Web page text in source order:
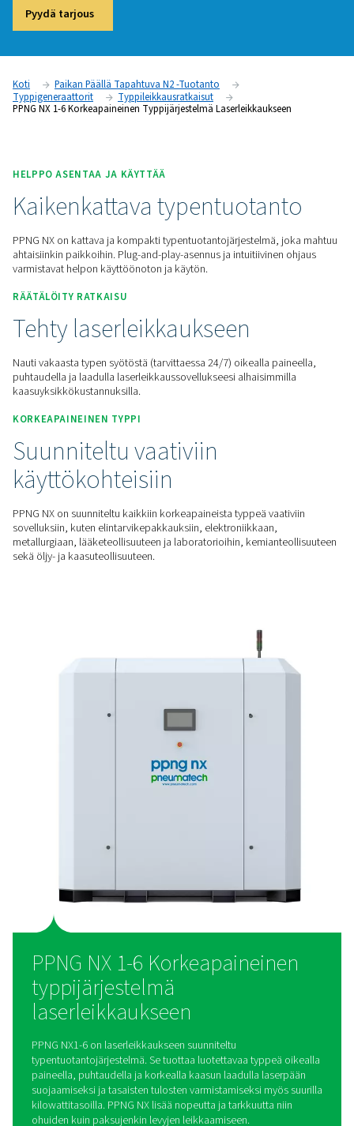
PPNG NX 1-6 on all-in-one-järjestelmä korkeapaineisen
laserleikkaukseen, varmistaen nopeamman leikkauksen ja
tulokset.
Pyydä tarjous
Koti
Paikan Päällä Tapahtuva N2 -tuotanto
Typpigeneraattorit
Typpileikkausratkaisut
HELPPO ASENTAA JA KÄYTTÄÄ
Kaikenkattava
PPNG NX on kattava ja kompakti
ahtaisiinkin paikkoihin. Plug-and-play-asennus ja
varmistavat helpon käyttöönoton ja käytön.
RÄÄTÄLÖITY RATKAISU
Tehty laserleikkaukseen
KORKEAPAINEINEN TYPPI
Suunniteltu vaativiin
käyttökohteisiin
PPNG NX on suunniteltu kaikkiin korkeapaineista typpeä
sekä öljy- ja kaasuteollisuuteen.